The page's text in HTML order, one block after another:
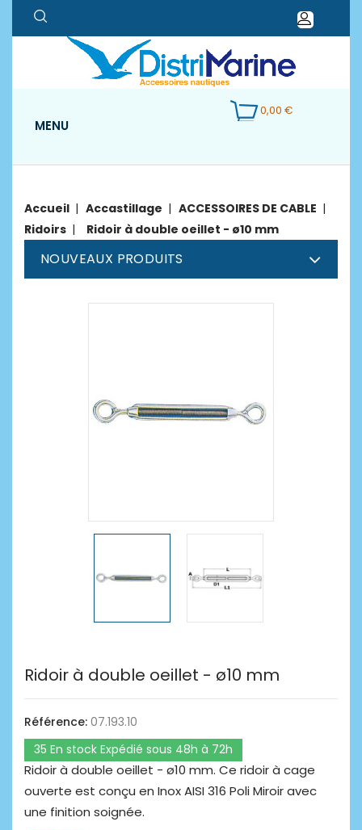
0,00 €
MENU
Accueil Accastillage
ACCESSOIRES DE CABLE
Ridoirs
Ridoir à double oeillet - ø10 mm
NOUVEAUX PRODUITS
Ridoir à double oeillet - ø10 mm
Référence: 07.193.10
35 En stock Expédié sous 48h à 72h
Ridoir à double oeillet - ø10 mm. Ce ridoir à cage
ouverte est conçu en Inox AISI 316 Poli Miroir avec
une finition soignée.